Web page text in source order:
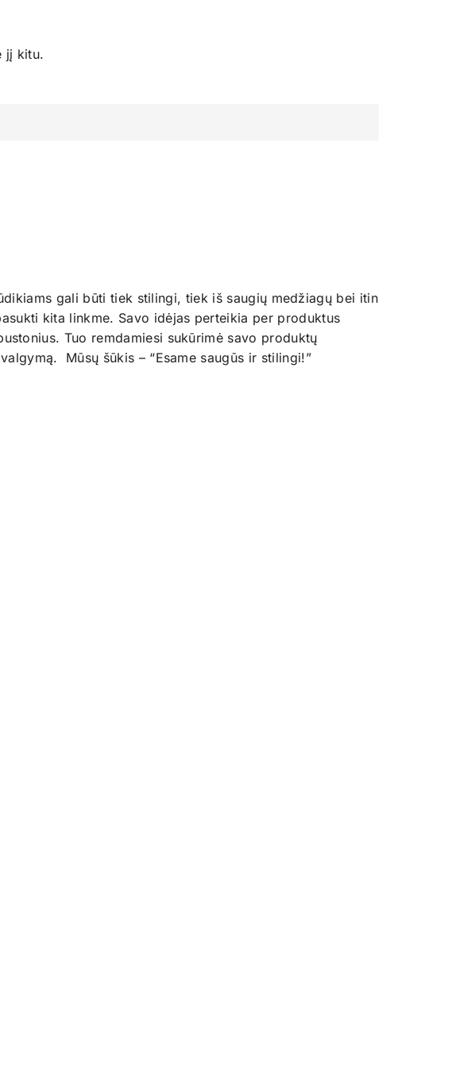
jį kitu.
gali būti tiek stilingi, tiek iš saugių medžiagų bei itin
kita linkme. Savo idėjas perteikia per produktus
Tuo remdamiesi sukūrimė savo produktų
Mūsų šūkis – “Esame saugūs ir stilingi!”